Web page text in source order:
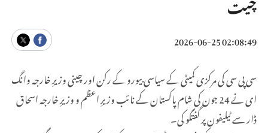
02:08:49 2026-06-25
سی پی سی کی مرکزی کمیٹی کے سیاسی بیورو کے رکن اور چینی وزیرِ خارجہ وانگ
ای نے 24 جون کی شام پاکستان کے نائب وزیرِ اعظم و وزیرِ خارجہ اسحاق
ڈار سے ٹیلیفون پر گفتگو کی۔